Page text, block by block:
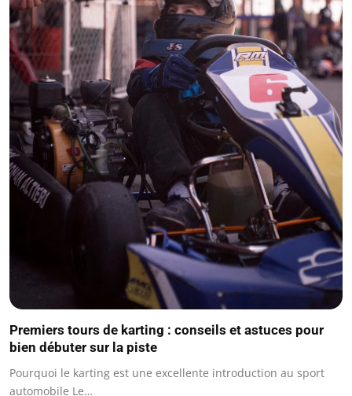
Premiers tours de karting : conseils et astuces pour
bien débuter sur la piste
Pourquoi le karting est une excellente introduction au sport
automobile Le…